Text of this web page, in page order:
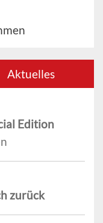
Aktuelles
Edition
zurück